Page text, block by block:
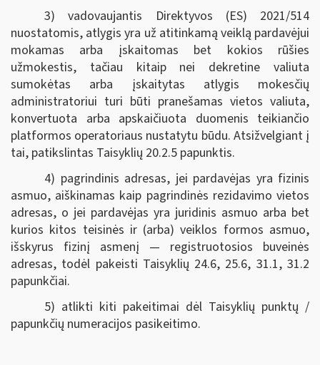
3) vadovaujantis Direktyvos (ES) 2021/514
nuostatomis, atlygis yra už atitinkamą veiklą pardavėjui
mokamas arba įskaitomas bet kokios rūšies
užmokestis, tačiau kitaip nei dekretine valiuta
sumokėtas arba įskaitytas atlygis mokesčių
administratoriui turi būti pranešamas vietos valiuta,
konvertuota arba apskaičiuota duomenis teikiančio
platformos operatoriaus nustatytu būdu. Atsižvelgiant į
tai, patikslintas Taisyklių 20.2.5 papunktis.
4) pagrindinis adresas, jei pardavėjas yra fizinis
asmuo, aiškinamas kaip pagrindinės rezidavimo vietos
adresas, o jei pardavėjas yra juridinis asmuo arba bet
kurios kitos teisinės ir (arba) veiklos formos asmuo,
išskyrus fizinį asmenį — registruotosios buveinės
adresas, todėl pakeisti Taisyklių 24.6, 25.6, 31.1, 31.2
papunkčiai.
5) atlikti kiti pakeitimai dėl Taisyklių punktų /
papunkčių numeracijos pasikeitimo.